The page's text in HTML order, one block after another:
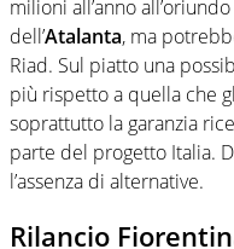
milioni all’anno
dell’Atalanta, ma
Riad. Sul piatto una
più rispetto a quella che
soprattutto la garanzia
parte del progetto Italia.
l’assenza di alternative.
Rilancio